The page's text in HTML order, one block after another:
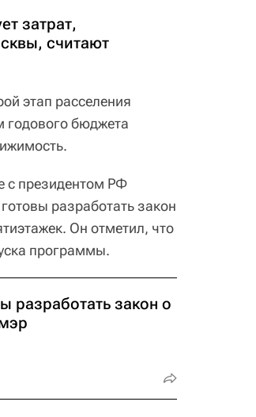
затрат,
считают
этап расселения
годового бюджета
с президентом РФ
разработать закон
Он отметил, что
программы.
разработать закон о